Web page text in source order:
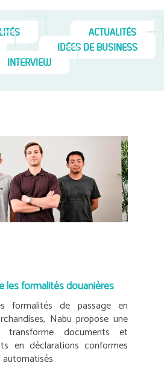
ACTUALITÉS
IDÉES DE BUSINESS
INTERVIEW
les formalités douanières
formalités de passage en
Nabu propose une
transforme documents et
en déclarations conformes